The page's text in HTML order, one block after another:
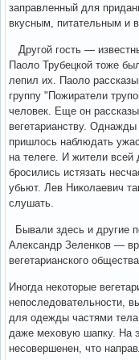
заправленный для
вкусным, питательным и
Другой гость —
Паоло Трубецкой тоже
лепил их. Паоло
группу "Пожиратели
человек. Еще он
вегетарианству.
пришлось наблюдать
на телеге. И жители
бросились истязать
убьют. Лев Николаевич
слушать.
Бывали здесь и другие
Александр Зеленков —
вегетарианского
Иногда некоторые
непоследовательности,
для одежды частями
даже меховую шапку. На
несовершенен, что